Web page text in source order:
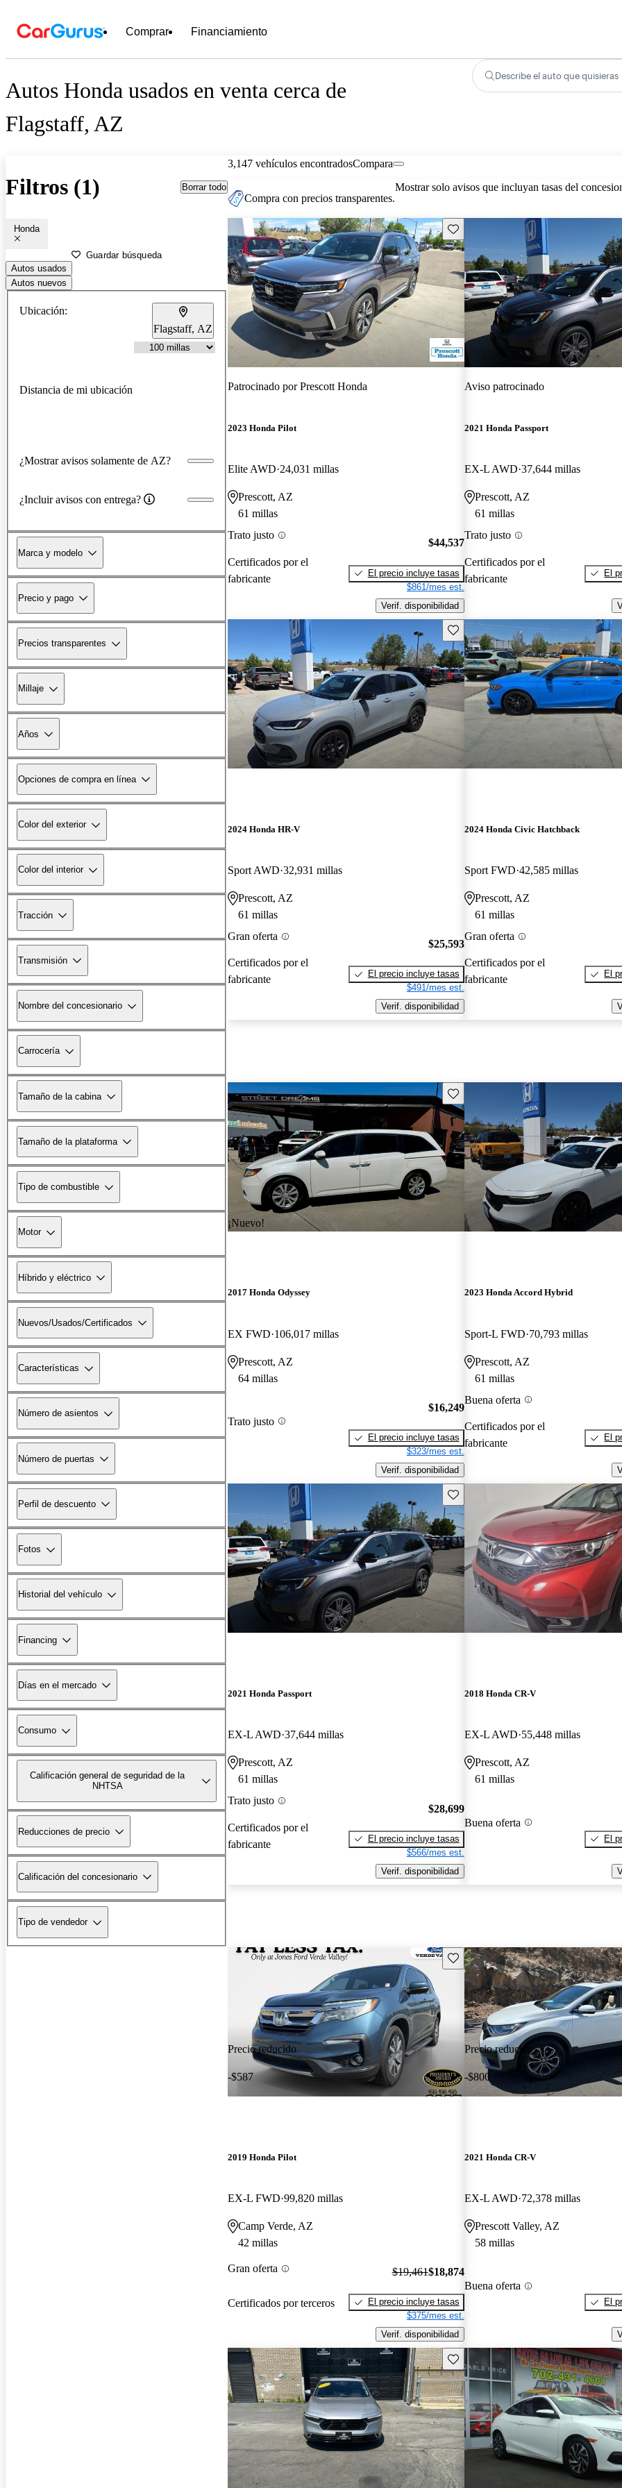
Comprar Financiamiento
Autos Honda usados en venta cerca de
Flagstaff, AZ
Describe el auto que quisieras
Filtros (1) Borrar todo
Honda
Guardar búsqueda
Autos usados
Autos nuevos
Ubicación:
Flagstaff, AZ
Distancia de mi ubicación
¿Mostrar avisos solamente de AZ?
¿Incluir avisos con entrega?
Marca y modelo
Precio y pago
Precios transparentes
Millaje
Años
Opciones de compra en línea
Color del exterior
Color del interior
Tracción
Transmisión
Nombre del concesionario
Carrocería
Tamaño de la cabina
Tamaño de la plataforma
Tipo de combustible
Motor
Híbrido y eléctrico
Nuevos/Usados/Certificados
Características
Número de asientos
Número de puertas
Perfil de descuento
Fotos
Historial del vehículo
Financing
Días en el mercado
Consumo
Calificación general de seguridad de la
NHTSA
Reducciones de precio
Calificación del concesionario
Tipo de vendedor
3,147 vehículos encontradosCompara
Compra con precios transparentes.
Mostrar solo avisos que incluyan tasas del
Guarda este Aviso
Patrocinado porPrescott Honda
2023 Honda Pilot
Elite AWD 24,031 millas
Prescott, AZ
61 millas
Trato justo
Certificados por el
fabricante
$44,537
El precio incluye tasas
$861/mes est.
Verif. disponibilidad
Aviso patrocinado
2021 Honda Passport
EX-L AWD 37,644 millas
Prescott, AZ
61 millas
Trato justo
Certificados por el
fabricante
El
Guarda este Aviso
2024 Honda HR-V
Sport AWD 32,931 millas
Prescott, AZ
61 millas
Gran oferta
Certificados por el
fabricante
$25,593
El precio incluye tasas
$491/mes est.
Verif. disponibilidad
2024 Honda Civic Hatchback
Sport FWD 42,585 millas
Prescott, AZ
61 millas
Gran oferta
Certificados por el
fabricante
El
¡Nuevo!
Guarda este Aviso
2017 Honda Odyssey
EX FWD 106,017 millas
Prescott, AZ
64 millas
Trato justo
$16,249
El precio incluye tasas
$323/mes est.
Verif. disponibilidad
2023 Honda Accord Hybrid
Sport-L FWD 70,793 millas
Prescott, AZ
61 millas
Buena oferta
Certificados por el
fabricante
El
Guarda este Aviso
2021 Honda Passport
EX-L AWD 37,644 millas
Prescott, AZ
61 millas
Trato justo
Certificados por el
fabricante
$28,699
El precio incluye tasas
$566/mes est.
Verif. disponibilidad
2018 Honda CR-V
EX-L AWD 55,448 millas
Prescott, AZ
61 millas
Buena oferta
El
Precio reducido
-$587
Guarda este Aviso
2019 Honda Pilot
EX-L FWD 99,820 millas
Camp Verde, AZ
42 millas
Gran oferta
Certificados por terceros
$19,461$18,874
El precio incluye tasas
$375/mes est.
Verif. disponibilidad
Precio reducido
-$800
2021 Honda CR-V
EX-L AWD 72,378 millas
Prescott Valley, AZ
58 millas
Buena oferta
El
Guarda este Aviso